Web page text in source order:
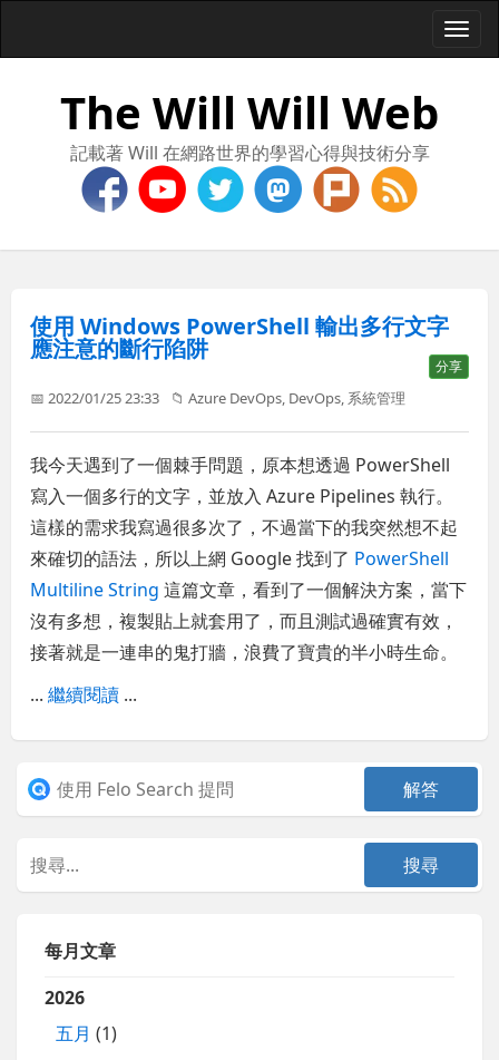
The Will Will Web
記載著 Will 在網路世界的學習心得與技術分享
使用 Windows PowerShell 輸出多行文字
應注意的斷行陷阱
分享
📅 2022/01/25 23:33 📁Azure DevOps DevOps 系統管理
我今天遇到了一個棘手問題，原本想透過 PowerShell
寫入一個多行的文字，並放入 Azure Pipelines 執行。
這樣的需求我寫過很多次了，不過當下的我突然想不起
來確切的語法，所以上網 Google 找到了 PowerShell
Multiline String 這篇文章，看到了一個解決方案，當下
沒有多想，複製貼上就套用了，而且測試過確實有效，
接著就是一連串的鬼打牆，浪費了寶貴的半小時生命。
...繼續閱讀 ...
每月文章
2026
五月 (1)